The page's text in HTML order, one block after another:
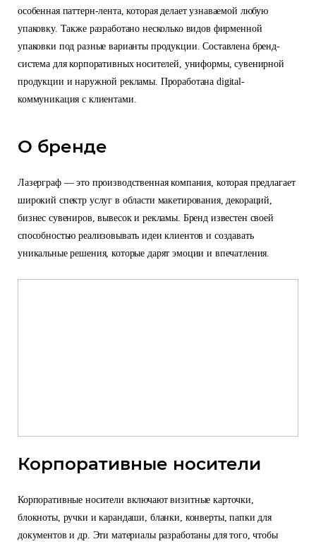
особенная паттерн-лента, которая делает узнаваемой любую
упаковку. Также разработано несколько видов фирменной
упаковки под разные варианты продукции. Составлена бренд-
система для корпоративных носителей, униформы, сувенирной
продукции и наружной рекламы. Проработана digital-
коммуникация с клиентами.
О бренде
Лазерграф — это производственная компания, которая предлагает
широкий спектр услуг в области макетирования, декораций,
бизнес сувениров, вывесок и рекламы. Бренд известен своей
способностью реализовывать идеи клиентов и создавать
уникальные решения, которые дарят эмоции и впечатления.
Корпоративные носители
Корпоративные носители включают визитные карточки,
блокноты, ручки и карандаши, бланки, конверты, папки для
документов и др. Эти материалы разработаны для того, чтобы